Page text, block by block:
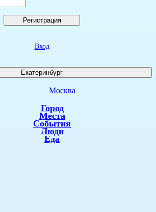
Регистрация
Вход
Екатеринбург
Москва
Город
Места
События
Люди
Еда